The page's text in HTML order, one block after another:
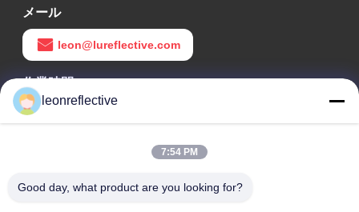
メール
leon@lureflective.com
作業時間
9:00-18:00
2階,D2ビル,黄井科学技術公園,ハイテクゾーン,河北,安??,中国
leonreflective
7:54 PM
Good day, what product are you looking for?